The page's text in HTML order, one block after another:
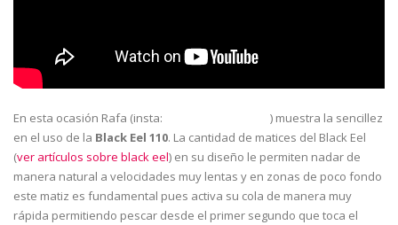
En esta ocasión Rafa (insta:
) muestra la sencillez
en el uso de la Black Eel 110. La cantidad de matices del Black Eel
(ver artículos sobre black eel) en su diseño le permiten nadar de
manera natural a velocidades muy lentas y en zonas de poco fondo
este matiz es fundamental pues activa su cola de manera muy
rápida permitiendo pescar desde el primer segundo que toca el